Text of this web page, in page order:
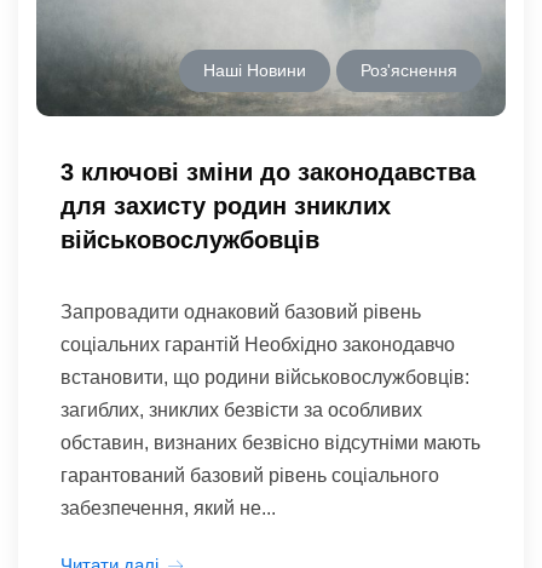
Наші Новини Роз'яснення
3 ключові зміни до законодавства
для захисту родин зниклих
військовослужбовців
Запровадити однаковий базовий рівень
соціальних гарантій Необхідно законодавчо
встановити, що родини військовослужбовців:
загиблих, зниклих безвісти за особливих
обставин, визнаних безвісно відсутніми мають
гарантований базовий рівень соціального
забезпечення, який не...